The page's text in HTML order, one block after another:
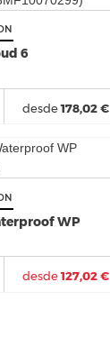
6
desde178,02 €
WP
desde127,02 €